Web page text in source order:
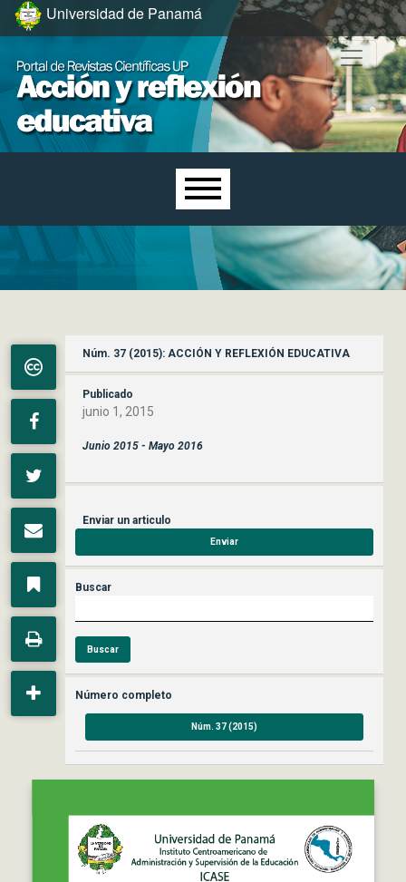
Ir al menú de navegación principal
Ir al contenido principal
Ir al pie de página del sitio
Universidad de Panamá
Menú principal
Núm. 37 (2015): ACCIÓN Y REFLEXIÓN EDUCATIVA
Publicado
junio 1, 2015
Junio 2015 - Mayo 2016
Enviar un articulo
Enviar
Buscar
Buscar
Número completo
Núm. 37 (2015)